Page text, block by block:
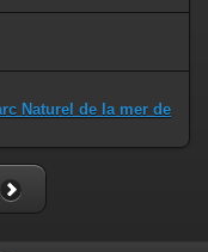
Naturel de la mer de